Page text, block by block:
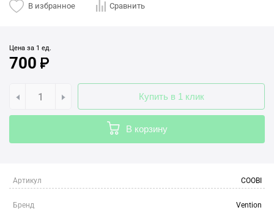
В избранное Сравнить
Цена за 1 ед.
700
Купить в 1 клик
В корзину
Артикул COOBI
Бренд Vention